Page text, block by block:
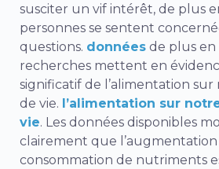
susciter un vif intérêt, de plus
personnes se sentent
questions. données de plus en
recherches mettent en
significatif de l’alimentation
de vie. l’alimentation sur
vie. Les données disponibles
clairement que
consommation de nutriments